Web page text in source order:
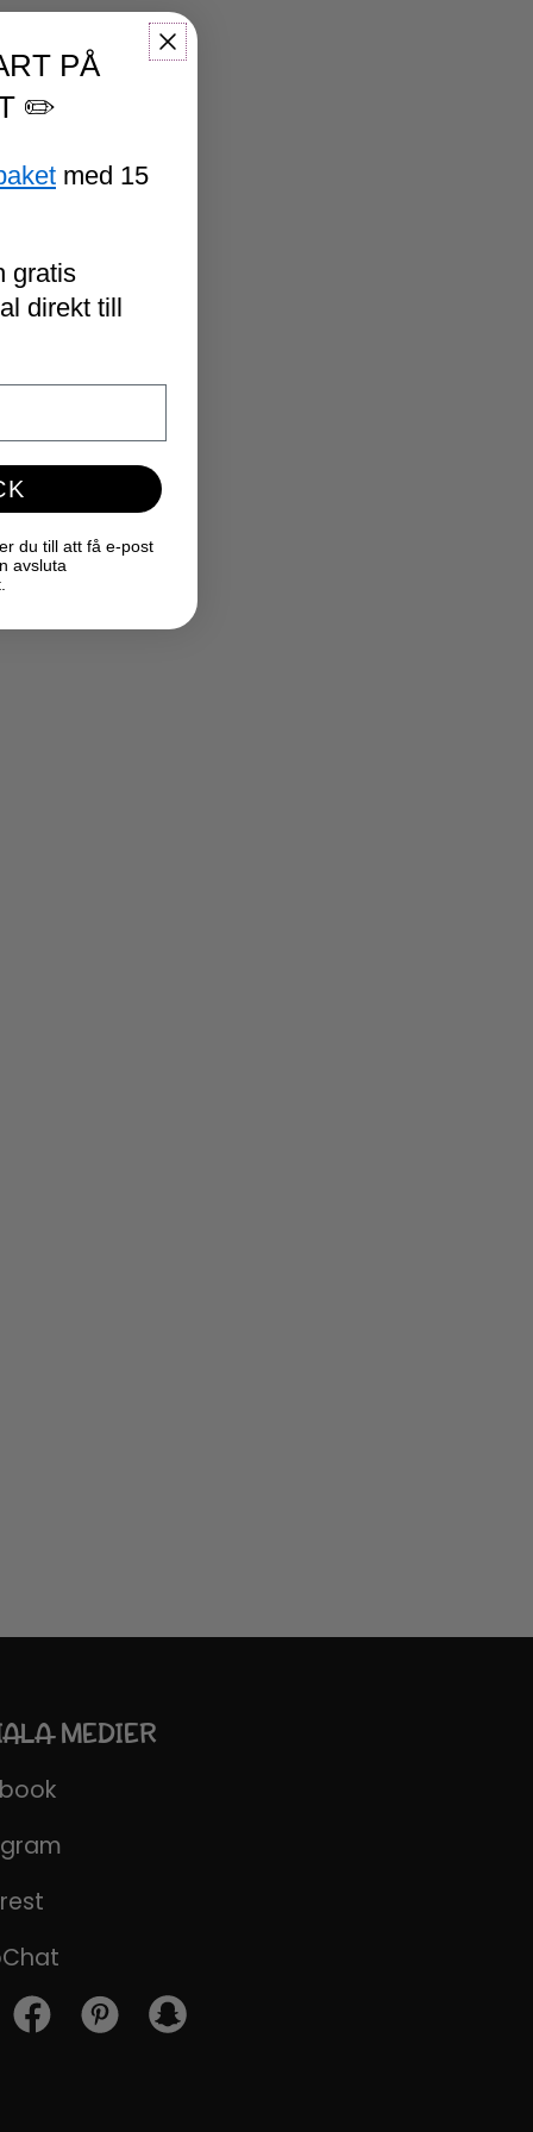
MEDIER
PÅ
✏️
med 15
gratis
direkt till
du till att få e-post
avsluta